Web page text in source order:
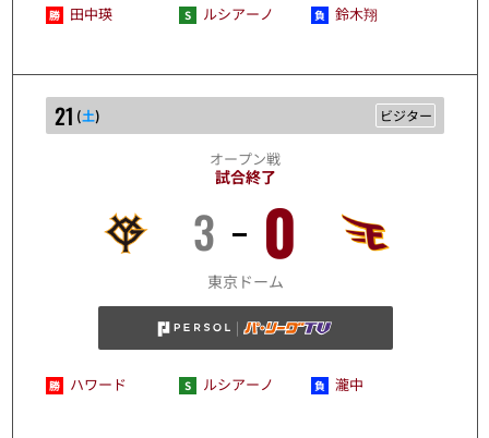
田中瑛 ルシアーノ 鈴木翔
21 (土) ビジター
オープン戦
試合終了
3 0
東京ドーム
ハワード ルシアーノ 瀧中